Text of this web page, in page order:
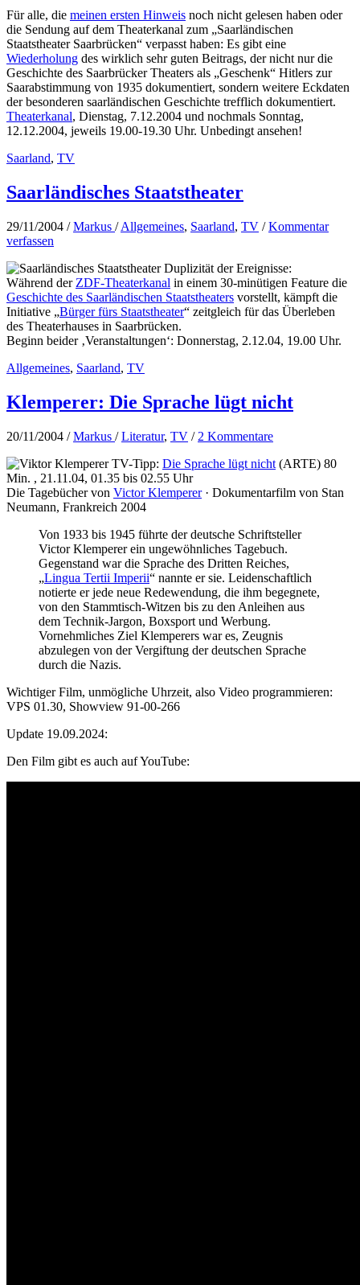
Für alle, die meinen ersten Hinweis noch nicht gelesen haben oder
die Sendung auf dem Theaterkanal zum „Saarländischen
Staatstheater Saarbrücken“ verpasst haben: Es gibt eine
Wiederholung des wirklich sehr guten Beitrags, der nicht nur die
Geschichte des Saarbrücker Theaters als „Geschenk“ Hitlers zur
Saarabstimmung von 1935 dokumentiert, sondern weitere Eckdaten
der besonderen saarländischen Geschichte trefflich dokumentiert.
Theaterkanal, Dienstag, 7.12.2004 und nochmals Sonntag,
12.12.2004, jeweils 19.00-19.30 Uhr. Unbedingt ansehen!
Saarland, TV
Saarländisches Staatstheater
29/11/2004 /Markus /Allgemeines, Saarland, TV /Kommentar
verfassen
Duplizität der Ereignisse:
Während der ZDF-Theaterkanal in einem 30-minütigen Feature die
Geschichte des Saarländischen Staatstheaters vorstellt, kämpft die
Initiative „Bürger fürs Staatstheater“ zeitgleich für das Überleben
des Theaterhauses in Saarbrücken.
Beginn beider ‚Veranstaltungen‘: Donnerstag, 2.12.04, 19.00 Uhr.
Allgemeines, Saarland, TV
Klemperer: Die Sprache lügt nicht
20/11/2004 /Markus /Literatur, TV / 2 Kommentare
TV-Tipp: Die Sprache lügt nicht (ARTE) 80
Min. , 21.11.04, 01.35 bis 02.55 Uhr
Die Tagebücher von Victor Klemperer· Dokumentarfilm von Stan
Neumann, Frankreich 2004
Von 1933 bis 1945 führte der deutsche Schriftsteller
Victor Klemperer ein ungewöhnliches Tagebuch.
Gegenstand war die Sprache des Dritten Reiches,
„Lingua Tertii Imperii“ nannte er sie. Leidenschaftlich
notierte er jede neue Redewendung, die ihm begegnete,
von den Stammtisch-Witzen bis zu den Anleihen aus
dem Technik-Jargon, Boxsport und Werbung.
Vornehmliches Ziel Klemperers war es, Zeugnis
abzulegen von der Vergiftung der deutschen Sprache
durch die Nazis.
Wichtiger Film, unmögliche Uhrzeit, also Video programmieren:
VPS 01.30, Showview 91-00-266
Update 19.09.2024:
Den Film gibt es auch auf YouTube: